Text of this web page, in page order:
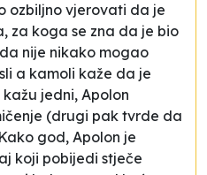
ozbiljno vjerovati da je
za koga se zna da je bio
nije nikako mogao
a kamoli kaže da je
jedni, Apolon
(drugi pak tvrde da
god, Apolon je
koji pobijedi stječe